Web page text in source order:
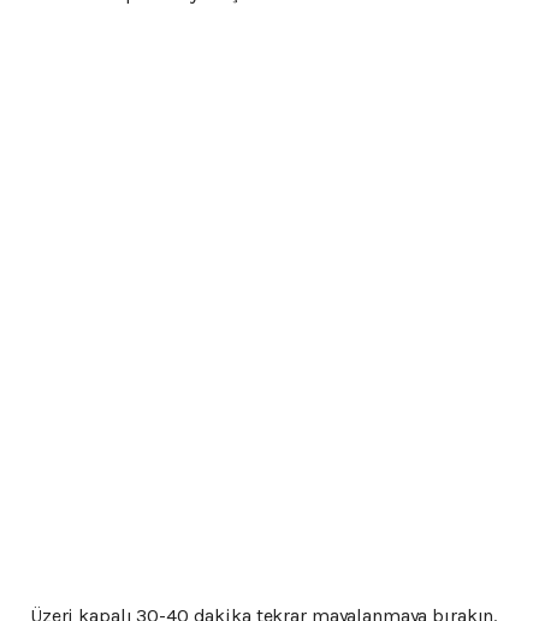
Üzeri kapalı 30-40 dakika tekrar mayalanmaya bırakın.